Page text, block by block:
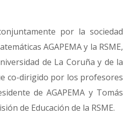
por la sociedad
AGAPEMA y la RSME,
de La Coruña y de la
co-dirigido por los profesores
de AGAPEMA y Tomás
de Educación de la RSME.